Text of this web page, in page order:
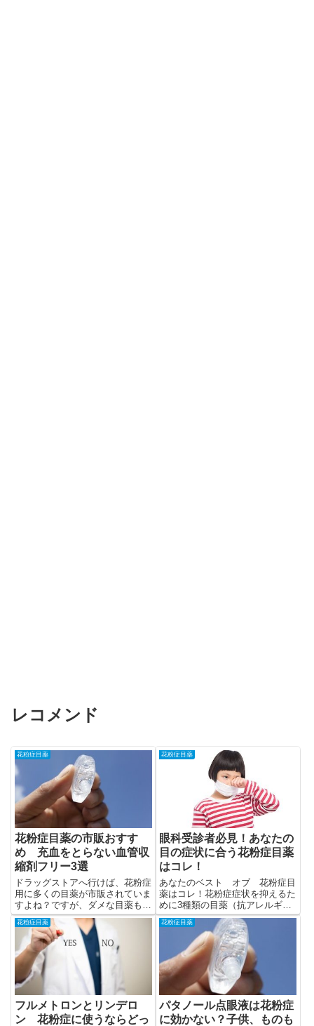
レコメンド
花粉症目薬
花粉症目薬の市販おすす
め 充血をとらない血管収
縮剤フリー3選
ドラッグストアへ行けば、花粉症
用に多くの目薬が市販されていま
すよね？ですが、ダメな目薬も多
くあります。ダメな理由と使うべ
きおすすめの花粉症目薬を3種類
+アルファ紹介します。
花粉症目薬
眼科受診者必見！あなたの
目の症状に合う花粉症目薬
はコレ！
あなたのベスト オブ 花粉症目
薬はコレ！花粉症症状を抑えるた
めに3種類の目薬（抗アレルギー
目薬、ステロイド目薬、抗菌目
薬）を点眼・併用します。
花粉症目薬
フルメトロンとリンデロ
ン 花粉症に使うならどっ
花粉症目薬
パタノール点眼液は花粉症
に効かない？子供、ものも